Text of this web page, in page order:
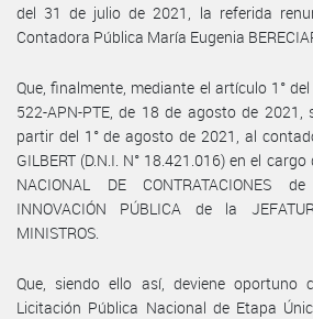
del 31 de julio de 2021, la referida
Contadora Pública María Eugenia
Que, finalmente, mediante el artículo 1° del
522-APN-PTE, de 18 de agosto de
partir del 1° de agosto de 2021, al
GILBERT (D.N.I. N° 18.421.016) en el
NACIONAL DE CONTRATACIONES
INNOVACIÓN PÚBLICA de la
MINISTROS.
Que, siendo ello así, deviene oportuno
Licitación Pública Nacional de Etapa